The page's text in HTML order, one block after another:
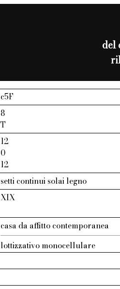
del
c5F
8
T
12
0
12
setti continui solai legno
XIX
casa da affitto contemporanea
lottizzativo monocellulare